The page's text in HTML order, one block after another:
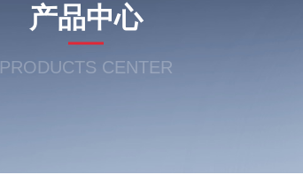
产品中心
PRODUCTS CENTER